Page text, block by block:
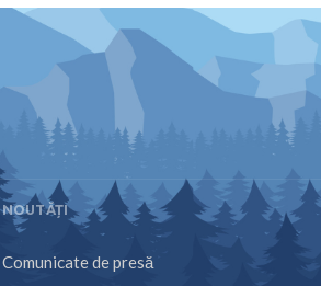
NOUTĂȚI
Comunicate de presă